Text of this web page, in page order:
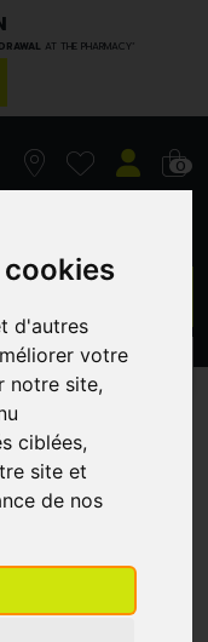
d'autres
votre
notre site,
ciblées,
site et
de nos
AT THE PHARMACY*
0
PROMOS
-